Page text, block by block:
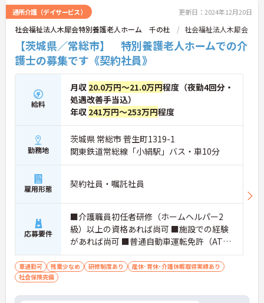
通所介護（デイサービス） 更新日：2024年12月20日
社会福祉法人木犀会特別養護老人ホーム 千の杜 社会福祉法人木犀会
【茨城県／常総市】 特別養護老人ホームでの介
護士の募集です《契約社員》
給料
月収 20.0万円～21.0万円程度（夜勤4回分・
処遇改善手当込）
年収 241万円～253万円程度
勤務地
茨城県 常総市 菅生町1319-1
関東鉄道常総線「小絹駅」バス・車10分
雇用形態 契約社員・嘱託社員
応募要件
■介護職員初任者研修（ホームヘルパー2
級）以上の資格あれば尚可 ■施設での経験
があれば尚可 ■普通自動車運転免許（AT限
定可）
車通勤可 残業少なめ 研修制度あり
産休･育休･介護休暇取得実績あり
社会保険完備